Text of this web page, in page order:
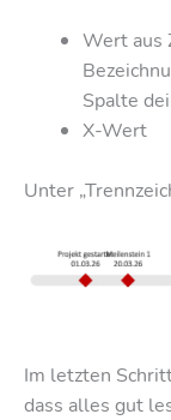
Wert aus
Spalte
X-Wert
Unter
Im letzten
dass alles gut